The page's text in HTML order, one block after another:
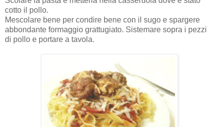
cotto il pollo.
Mescolare bene per condire bene con il sugo e spargere
abbondante formaggio grattugiato. Sistemare sopra i pezzi
di pollo e portare a tavola.